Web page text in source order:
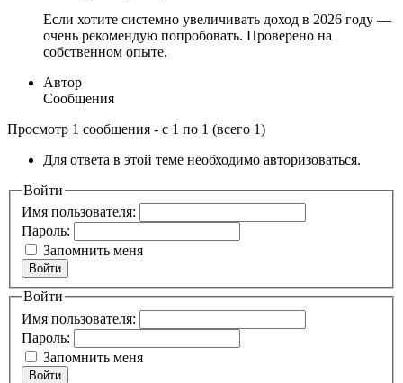
Если хотите системно увеличивать доход в 2026 году —
очень рекомендую попробовать. Проверено на
собственном опыте.
Автор
Сообщения
Просмотр 1 сообщения - с 1 по 1 (всего 1)
Для ответа в этой теме необходимо авторизоваться.
Войти
Имя пользователя:
Пароль:
Запомнить меня
Войти
Войти
Имя пользователя:
Пароль:
Запомнить меня
Войти